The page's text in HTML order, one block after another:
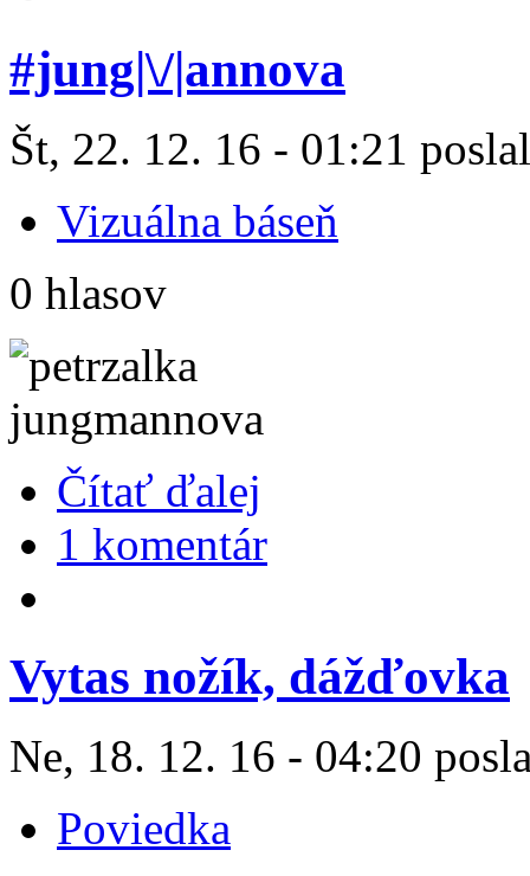
#jung|\/|annova
Št, 22. 12. 16 - 01:21
Vizuálna báseň
0 hlasov
Čítať ďalej
1 komentár
Vytas nožík, dážďovka
Ne, 18. 12. 16 - 04:20
Poviedka